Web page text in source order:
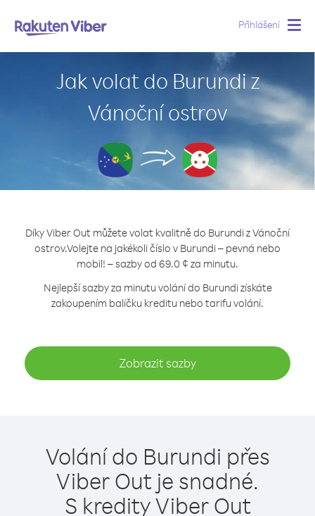
Přihlášení
Jak volat do Burundi z
Vánoční ostrov
Díky Viber Out můžete volat kvalitně do Burundi z Vánoční
ostrov.Volejte na jakékoli číslo v Burundi – pevná nebo
mobil! – sazby od 69.0 ¢ za minutu.
Nejlepší sazby za minutu volání do Burundi získáte
zakoupením balíčku kreditu nebo tarifu volání.
Zobrazit sazby
Volání do Burundi přes
Viber Out je snadné.
S kredity Viber Out